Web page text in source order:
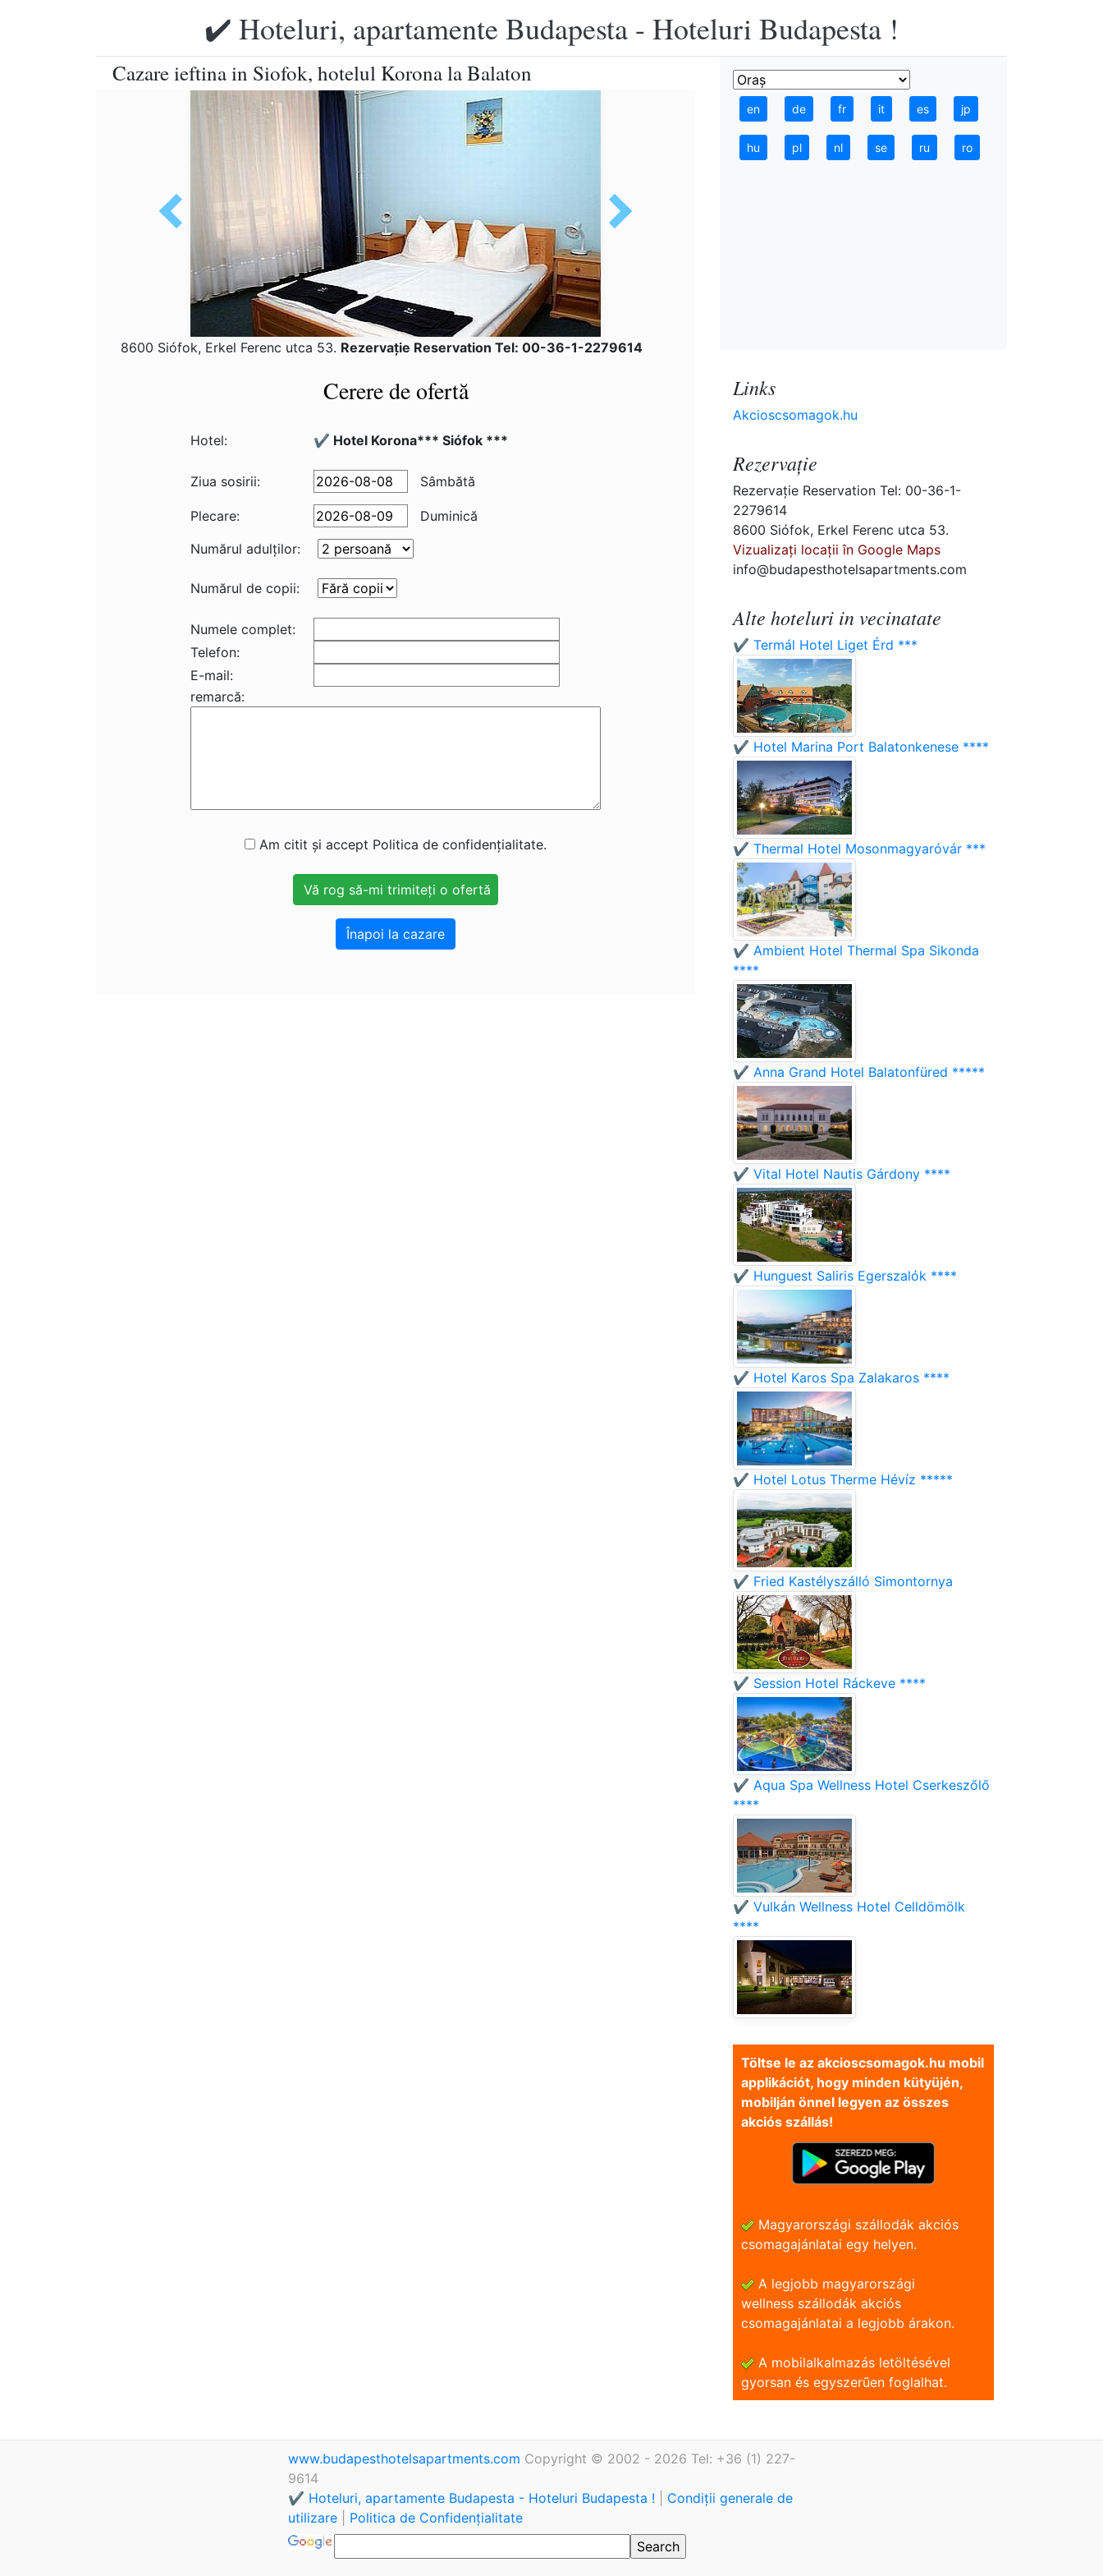
✔️ Hoteluri, apartamente Budapesta - Hoteluri Budapesta !
Cazare ieftina in Siofok, hotelul Korona la Balaton
8600 Siófok, Erkel Ferenc utca 53. Rezervaţie Reservation Tel: 00-36-1-2279614
Cerere de ofertă
Hotel: ✔️ Hotel Korona*** Siófok ***
Ziua sosirii: Sâmbătă
Plecare:
Duminică
Numărul adulţilor:
Numărul de copii:
Numele complet:
Telefon:
E-mail:
remarcă:
Am citit și accept Politica de confidențialitate.
Înapoi la cazare
en de fr it es jp
hu pl nl se ru ro
Links
Akcioscsomagok.hu
Rezervaţie
Rezervaţie Reservation Tel: 00-36-1-
2279614
8600 Siófok, Erkel Ferenc utca 53.
Vizualizați locații în Google Maps
info@budapesthotelsapartments.com
Alte hoteluri in vecinatate
✔️ Termál Hotel Liget Érd ***
✔️ Hotel Marina Port Balatonkenese ****
✔️ Thermal Hotel Mosonmagyaróvár ***
✔️ Ambient Hotel Thermal Spa Sikonda
****
✔️ Anna Grand Hotel Balatonfüred *****
✔️ Vital Hotel Nautis Gárdony ****
✔️ Hunguest Saliris Egerszalók ****
✔️ Hotel Karos Spa Zalakaros ****
✔️ Hotel Lotus Therme Hévíz *****
✔️ Fried Kastélyszálló Simontornya
✔️ Session Hotel Ráckeve ****
✔️ Aqua Spa Wellness Hotel Cserkeszőlő
****
✔️ Vulkán Wellness Hotel Celldömölk
****
Töltse le az akcioscsomagok.hu mobil
applikációt, hogy minden kütyüjén,
mobilján önnel legyen az összes
akciós szállás!
Magyarországi szállodák akciós
csomagajánlatai egy helyen.
A legjobb magyarországi
wellness szállodák akciós
csomagajánlatai a legjobb árakon.
A mobilalkalmazás letöltésével
gyorsan és egyszerũen foglalhat.
www.budapesthotelsapartments.com Copyright © 2002 - 2026 Tel: +36 (1) 227-
9614
✔️ Hoteluri, apartamente Budapesta - Hoteluri Budapesta !
Condiții generale de
utilizare
Politica de Confidențialitate